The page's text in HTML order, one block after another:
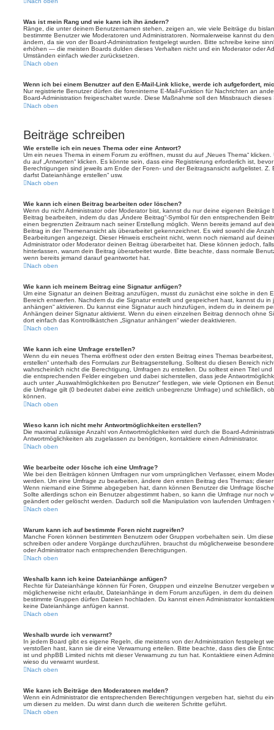
Was ist mein Rang und wie kann ich ihn ändern?
Ränge, die unter deinem Benutzernamen stehen, zeigen an, wie viele Beiträge du
bestimmte Benutzer wie Moderatoren und Administratoren. Normalerweise kannst du
ändern, da sie von der Board-Administration festgelegt wurden. Bitte schreibe keine
erhöhen — die meisten Boards dulden dieses Verhalten nicht und ein Moderator oder
Umständen einfach wieder zurücksetzen.
Nach oben
Wenn ich bei einem Benutzer auf den E-Mail-Link klicke, werde ich aufgefordert,
Nur registrierte Benutzer dürfen die foreninterne E-Mail-Funktion für Nachrichten an
Board-Administration freigeschaltet wurde. Diese Maßnahme soll den Missbrauch
Nach oben
Beiträge schreiben
Wie erstelle ich ein neues Thema oder eine Antwort?
Um ein neues Thema in einem Forum zu eröffnen, musst du auf „Neues Thema“
du auf „Antworten“ klicken. Es könnte sein, dass eine Registrierung erforderlich ist,
Berechtigungen sind jeweils am Ende der Foren- und der Beitragsansicht aufgelistet. Z.
darfst Dateianhänge erstellen“ usw.
Nach oben
Wie kann ich einen Beitrag bearbeiten oder löschen?
Wenn du nicht Administrator oder Moderator bist, kannst du nur deine eigenen
Beitrag bearbeiten, indem du das „Ändere Beitrag“-Symbol für den entsprechenden
einen begrenzten Zeitraum nach seiner Erstellung möglich. Wenn bereits jemand auf
Beitrag in der Themenansicht als überarbeitet gekennzeichnet. Es wird sowohl die
Bearbeitungen angezeigt. Dieser Hinweis erscheint nicht, wenn noch niemand auf
Administrator oder Moderator deinen Beitrag überarbeitet hat. Diese können jedoch,
hinterlassen, warum dein Beitrag überarbeitet wurde. Bitte beachte, dass normale
wenn bereits jemand darauf geantwortet hat.
Nach oben
Wie kann ich meinem Beitrag eine Signatur anfügen?
Um eine Signatur an deinen Beitrag anzufügen, musst du zunächst eine solche in den
Bereich entwerfen. Nachdem du die Signatur erstellt und gespeichert hast, kannst du in
anhängen“ aktivieren. Du kannst eine Signatur auch hinzufügen, indem du in deinem
Anhängen deiner Signatur aktivierst. Wenn du einen einzelnen Beitrag dennoch ohne
dort einfach das Kontrollkästchen „Signatur anhängen“ wieder deaktivieren.
Nach oben
Wie kann ich eine Umfrage erstellen?
Wenn du ein neues Thema eröffnest oder den ersten Beitrag eines Themas
erstellen“ unterhalb des Formulars zur Beitragserstellung. Solltest du diesen Bereich
wahrscheinlich nicht die Berechtigung, Umfragen zu erstellen. Du solltest einen Titel
die entsprechenden Felder eingeben und dabei sicherstellen, dass jede
auch unter „Auswahlmöglichkeiten pro Benutzer“ festlegen, wie viele Optionen ein
die Umfrage gilt (0 bedeutet dabei eine zeitlich unbegrenzte Umfrage) und schließlich,
können.
Nach oben
Wieso kann ich nicht mehr Antwortmöglichkeiten erstellen?
Die maximal zulässige Anzahl von Antwortmöglichkeiten wird durch die Board-
Antwortmöglichkeiten als zugelassen zu benötigen, kontaktiere einen Administrator.
Nach oben
Wie bearbeite oder lösche ich eine Umfrage?
Wie bei den Beiträgen können Umfragen nur vom ursprünglichen Verfasser, einem
werden. Um eine Umfrage zu bearbeiten, ändere den ersten Beitrag des Themas;
Wenn niemand eine Stimme abgegeben hat, dann können Benutzer die Umfrage
Sollte allerdings schon ein Benutzer abgestimmt haben, so kann die Umfrage nur noch
geändert oder gelöscht werden. Dadurch soll die Manipulation von laufenden Umfragen
Nach oben
Warum kann ich auf bestimmte Foren nicht zugreifen?
Manche Foren können bestimmten Benutzern oder Gruppen vorbehalten sein. Um
schreiben oder andere Vorgänge durchzuführen, brauchst du möglicherweise
oder Administrator nach entsprechenden Berechtigungen.
Nach oben
Weshalb kann ich keine Dateianhänge anfügen?
Rechte für Dateianhänge können für Foren, Gruppen und einzelne Benutzer vergeben
möglicherweise nicht erlaubt, Dateianhänge in dem Forum anzufügen, in dem du
bestimmte Gruppen dürfen Dateien hochladen. Du kannst einen Administrator
keine Dateianhänge anfügen kannst.
Nach oben
Weshalb wurde ich verwarnt?
In jedem Board gibt es eigene Regeln, die meistens von der Administration festgelegt
verstoßen hast, kann sie dir eine Verwarnung erteilen. Bitte beachte, dass dies die
ist und phpBB Limited nichts mit dieser Verwarnung zu tun hat. Kontaktiere einen
wieso du verwarnt wurdest.
Nach oben
Wie kann ich Beiträge den Moderatoren melden?
Wenn ein Administrator die entsprechenden Berechtigungen vergeben hat, siehst du
um diesen zu melden. Du wirst dann durch die weiteren Schritte geführt.
Nach oben